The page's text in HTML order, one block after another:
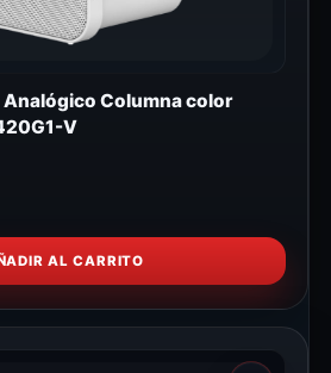
Columna color
V
AL CARRITO